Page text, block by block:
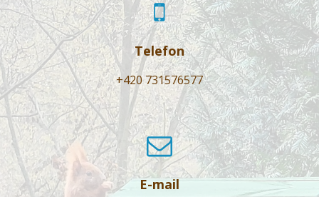
Telefon
+420 731576577
E-mail